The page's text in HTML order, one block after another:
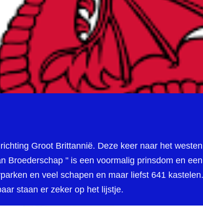
Groot Brittannië. Deze keer naar het
Broederschap " is een voormalig prinsdom en
en veel schapen en maar liefst 641
staan er zeker op het lijstje.